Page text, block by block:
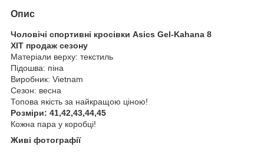
Опис
Чоловічі спортивні кросівки Asics Gel-Kahana 8
ХІТ продаж сезону
Матеріали верху: текстиль
Підошва: піна
Виробник: Vietnam
Сезон: весна
Топова якість за найкращою ціною!
Розміри: 41,42,43,44,45
Кожна пара у коробці!
Живі фотографії